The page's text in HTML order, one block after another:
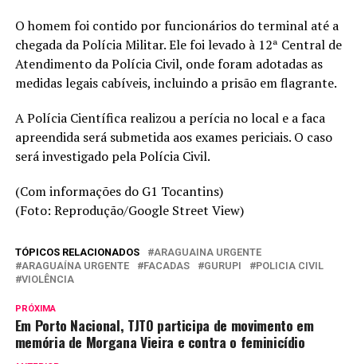
O homem foi contido por funcionários do terminal até a
chegada da Polícia Militar. Ele foi levado à 12ª Central de
Atendimento da Polícia Civil, onde foram adotadas as
medidas legais cabíveis, incluindo a prisão em flagrante.
A Polícia Científica realizou a perícia no local e a faca
apreendida será submetida aos exames periciais. O caso
será investigado pela Polícia Civil.
(Com informações do G1 Tocantins)
(Foto: Reprodução/Google Street View)
TÓPICOS RELACIONADOS
ARAGUAINA URGENTE
ARAGUAÍNA URGENTE
FACADAS GURUPI
POLICIA CIVIL
VIOLÊNCIA
PRÓXIMA
Em Porto Nacional, TJTO participa de movimento em
memória de Morgana Vieira e contra o feminicídio